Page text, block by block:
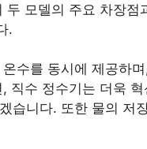
두 모델의 주요 차장
.
수를 동시에 제공하
직수 정수기는 더욱
습니다. 또한 물의 저